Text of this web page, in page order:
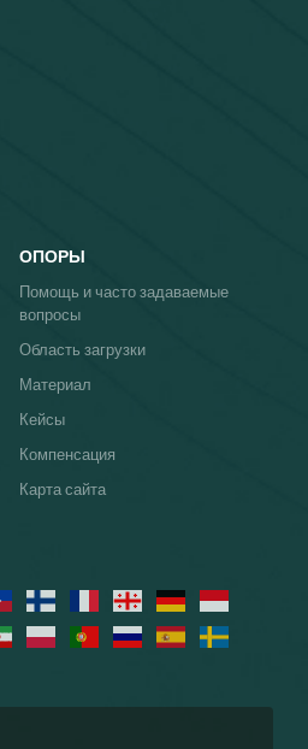
ОПОРЫ
Помощь и часто задаваемые
вопросы
Область загрузки
Материал
Кейсы
Компенсация
Карта сайта